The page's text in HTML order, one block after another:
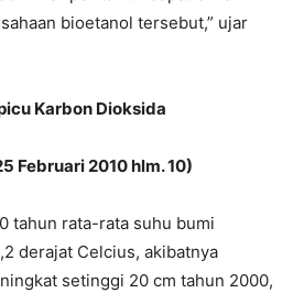
bioetanol tersebut,” ujar
Karbon Dioksida
Februari 2010 hlm. 10)
tahun rata-rata suhu bumi
derajat Celcius, akibatnya
setinggi 20 cm tahun 2000,